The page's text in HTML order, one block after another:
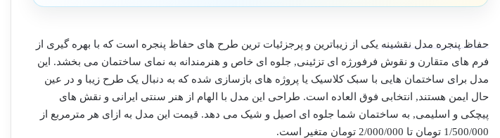
حفاظ پنجره مدل نقشینه یکی از زیباترین و پرجزئیات ترین طرح های حفاظ پنجره است که با بهره گیری از
فرم های متقارن و نقوش فرفورژه ای تزئینی, جلوه ای خاص و هنرمندانه به نمای ساختمان می بخشد. این
مدل برای ساختمان هایی با سبک کلاسیک یا پروژه های بازسازی شده که به دنبال یک طرح زیبا و در عین
حال ایمن هستند, انتخابی فوق العاده است. طراحی این مدل با الهام از هنر سنتی ایرانی و نقش های
پیچکی و اسلیمی, به ساختمان شما جلوه ای اصیل و شیک می دهد. قیمت این مدل به ازای هر مترمربع از
1/500/000 تومان تا 2/000/000 تومان متغیر است.